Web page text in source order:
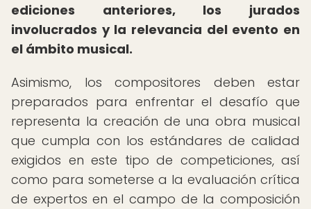
ediciones anteriores, los jurados
involucrados y la relevancia del evento en
el ámbito musical.
Asimismo, los compositores deben estar
preparados para enfrentar el desafío que
representa la creación de una obra musical
que cumpla con los estándares de calidad
exigidos en este tipo de competiciones, así
como para someterse a la evaluación crítica
de expertos en el campo de la composición